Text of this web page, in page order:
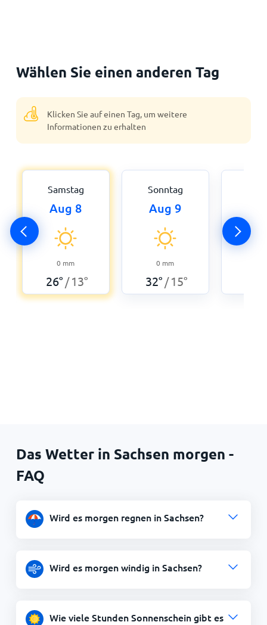
Wählen Sie einen anderen Tag
Klicken Sie auf einen Tag, um weitere
Informationen zu erhalten
Samstag
Aug 8
0 mm
26° /13°
Sonntag
Aug 9
0 mm
32° /15°
Das Wetter in Sachsen morgen -
FAQ
Wird es morgen regnen in Sachsen?
Wird es morgen windig in Sachsen?
Wie viele Stunden Sonnenschein gibt es